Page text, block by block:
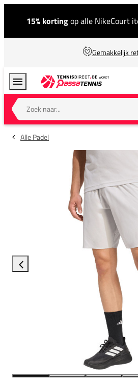
15% kortingop alle NikeCourt
Gemakkelijk
Zoek naar...
Alle Padel